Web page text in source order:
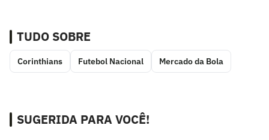
TUDO SOBRE
Corinthians Futebol Nacional Mercado da Bola
SUGERIDA PARA VOCÊ!